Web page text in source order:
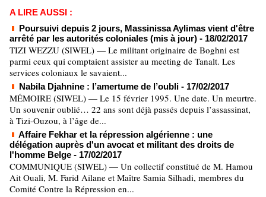
A LIRE AUSSI :
Poursuivi depuis 2 jours, Massinissa Aylimas vient d'être
arrêté par les autorités coloniales (mis à jour) - 18/02/2017
TIZI WEZZU (SIWEL) — Le militant originaire de Boghni est
parmi ceux qui comptaient assister au meeting de Tanalt. Les
services coloniaux le savaient...
Nabila Djahnine : l’amertume de l’oubli - 17/02/2017
MÉMOIRE (SIWEL) — Le 15 février 1995. Une date. Un meurtre.
Un souvenir oublié… 22 ans sont déjà passés depuis l’assassinat,
à Tizi-Ouzou, à l’âge de...
Affaire Fekhar et la répression algérienne : une
délégation auprès d'un avocat et militant des droits de
l'homme Belge - 17/02/2017
COMMUNIQUE (SIWEL) — Un collectif constitué de M. Hamou
Ait Ouali, M. Farid Ailane et Maître Samia Silhadi, membres du
Comité Contre la Répression en...